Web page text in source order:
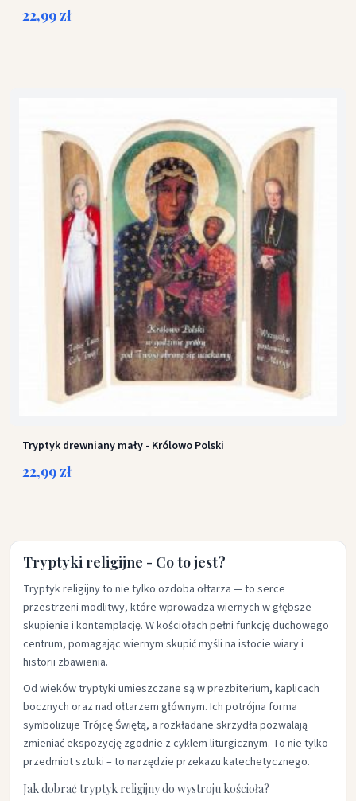
22,99 zł
Tryptyk drewniany mały - Królowo Polski
22,99 zł
Tryptyki religijne - Co to jest?
Tryptyk religijny to nie tylko ozdoba ołtarza — to serce
przestrzeni modlitwy, które wprowadza wiernych w głębsze
skupienie i kontemplację. W kościołach pełni funkcję duchowego
centrum, pomagając wiernym skupić myśli na istocie wiary i
historii zbawienia.
Od wieków tryptyki umieszczane są w prezbiterium, kaplicach
bocznych oraz nad ołtarzem głównym. Ich potrójna forma
symbolizuje Trójcę Świętą, a rozkładane skrzydła pozwalają
zmieniać ekspozycję zgodnie z cyklem liturgicznym. To nie tylko
przedmiot sztuki – to narzędzie przekazu katechetycznego.
Jak dobrać tryptyk religijny do wystroju kościoła?